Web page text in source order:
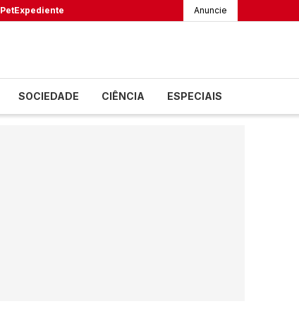
PetExpediente Anuncie
SOCIEDADE CIÊNCIA ESPECIAIS